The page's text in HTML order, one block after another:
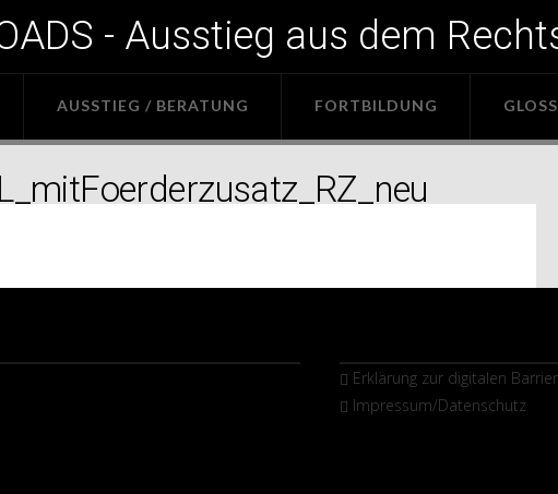
- Ausstieg aus dem
AUSSTIEG / BERATUNG FORTBILDUNG
Erklärung zur digitalen
Impressum/Datenschutz